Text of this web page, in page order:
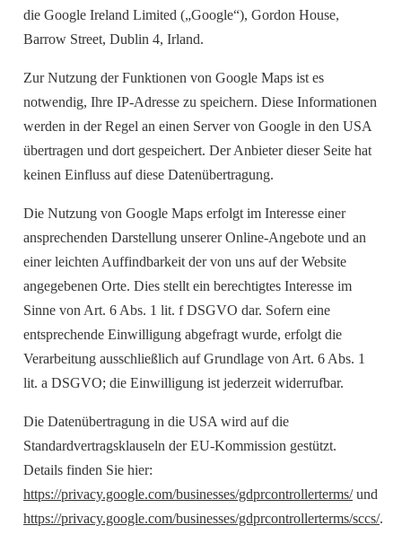
die Google Ireland Limited („Google“), Gordon House,
Barrow Street, Dublin 4, Irland.
Zur Nutzung der Funktionen von Google Maps ist es
notwendig, Ihre IP-Adresse zu speichern. Diese Informationen
werden in der Regel an einen Server von Google in den USA
übertragen und dort gespeichert. Der Anbieter dieser Seite hat
keinen Einfluss auf diese Datenübertragung.
Die Nutzung von Google Maps erfolgt im Interesse einer
ansprechenden Darstellung unserer Online-Angebote und an
einer leichten Auffindbarkeit der von uns auf der Website
angegebenen Orte. Dies stellt ein berechtigtes Interesse im
Sinne von Art. 6 Abs. 1 lit. f DSGVO dar. Sofern eine
entsprechende Einwilligung abgefragt wurde, erfolgt die
Verarbeitung ausschließlich auf Grundlage von Art. 6 Abs. 1
lit. a DSGVO; die Einwilligung ist jederzeit widerrufbar.
Die Datenübertragung in die USA wird auf die
Standardvertragsklauseln der EU-Kommission gestützt.
Details finden Sie hier:
https://privacy.google.com/businesses/gdprcontrollerterms/und
https://privacy.google.com/businesses/gdprcontrollerterms/sccs/.